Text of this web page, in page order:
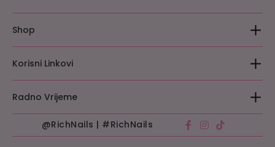
Shop
​Akcija
Korisni Linkovi
FAQs
Politika Privatnosti
Radno Vrijeme
Ponedjeljak – Petak: 08:00 – 16:00
@RichNails | #RichNails